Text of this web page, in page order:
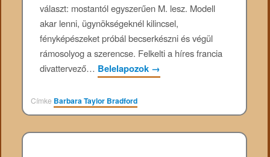
választ: mostantól egyszerűen M. lesz. Modell
akar lenni, ügynökségeknél kilincsel,
fényképészeket próbál becserkészni és végül
rámosolyog a szerencse. Felkelti a híres francia
divattervező… Belelapozok →
Címke Barbara Taylor Bradford